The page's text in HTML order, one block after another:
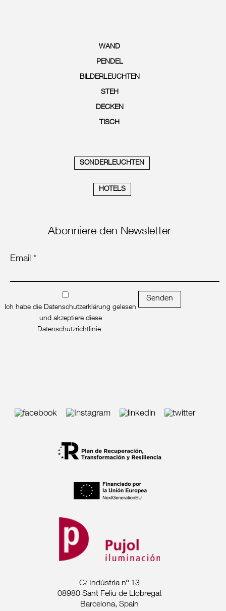
WAND
PENDEL
BILDERLEUCHTEN
STEH
DECKEN
TISCH
SONDERLEUCHTEN
HOTELS
Abonniere den Newsletter
Email *
Ich habe die Datenschutzerklärung gelesen
und akzeptiere diese
Datenschutzrichtlinie
Senden
C/ Indústria nº 13
08980 Sant Feliu de Llobregat
Barcelona, Spain